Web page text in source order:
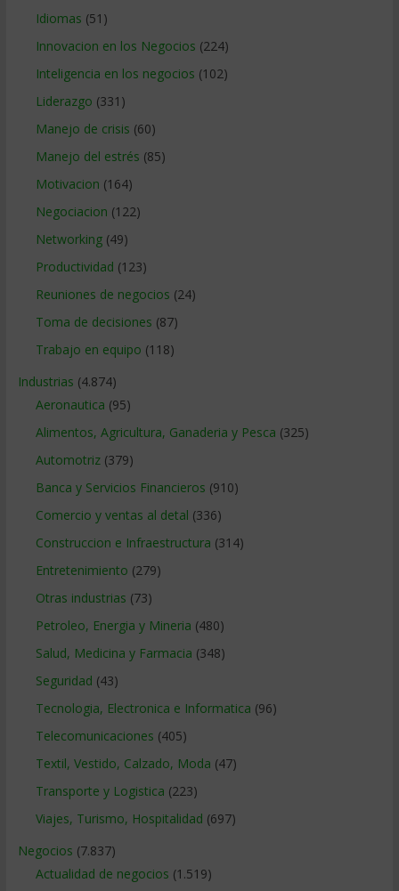
Idiomas (51)
Innovacion en los Negocios (224)
Inteligencia en los negocios (102)
Liderazgo (331)
Manejo de crisis (60)
Manejo del estrés (85)
Motivacion (164)
Negociacion (122)
Networking(49)
Productividad (123)
Reuniones de negocios (24)
Toma de decisiones (87)
Trabajo en equipo (118)
Industrias (4.874)
Aeronautica (95)
Alimentos, Agricultura, Ganaderia y Pesca (325)
Automotriz(379)
Banca y Servicios Financieros (910)
Comercio y ventas al detal (336)
Construccion e Infraestructura (314)
Entretenimiento (279)
Otras industrias (73)
Petroleo, Energia y Mineria (480)
Salud, Medicina y Farmacia (348)
Seguridad (43)
Tecnologia, Electronica e Informatica (96)
Telecomunicaciones (405)
Textil, Vestido, Calzado, Moda (47)
Transporte y Logistica (223)
Viajes, Turismo, Hospitalidad (697)
Negocios (7.837)
Actualidad de negocios (1.519)